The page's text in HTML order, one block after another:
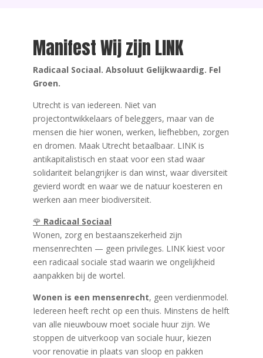
Manifest Wij zijn LINK
Radicaal Sociaal. Absoluut Gelijkwaardig. Fel
Groen.
Utrecht is van iedereen. Niet van
projectontwikkelaars of beleggers, maar van de
mensen die hier wonen, werken, liefhebben, zorgen
en dromen. Maak Utrecht betaalbaar. LINK is
antikapitalistisch en staat voor een stad waar
solidariteit belangrijker is dan winst, waar diversiteit
gevierd wordt en waar we de natuur koesteren en
werken aan meer biodiversiteit.
🌹 Radicaal Sociaal
Wonen, zorg en bestaanszekerheid zijn
mensenrechten — geen privileges. LINK kiest voor
een radicaal sociale stad waarin we ongelijkheid
aanpakken bij de wortel.
Wonen is een mensenrecht, geen verdienmodel.
Iedereen heeft recht op een thuis. Minstens de helft
van alle nieuwbouw moet sociale huur zijn. We
stoppen de uitverkoop van sociale huur, kiezen
voor renovatie in plaats van sloop en pakken